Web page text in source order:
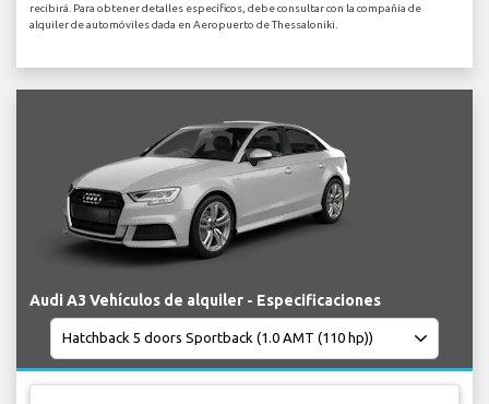
recibirá. Para obtener detalles específicos, debe consultar con la compañía de
alquiler de automóviles dada en Aeropuerto de Thessaloniki.
Audi A3 Vehículos de alquiler - Especificaciones